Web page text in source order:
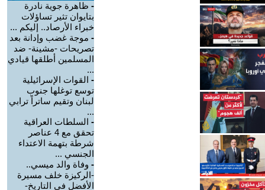
- ظاهرة جوية نادرة
بتايوان تثير تساؤلات
خبراء الأرصاد.. إليكم ...
- موجة غضب وإدانة بعد
تصريحات -مشينة- ضد
المسلمين أطلقها قيادي
...
- القوات الإسرائيلية
توسع توغلها جنوب
لبنان وتقيم ساتراً ترابي
...
- السلطات العراقية
تحقق مع 4 عناصر
شرطة بتهمة الاعتداء
الجنسي ...
- وفاة والد ميسي..
-الركيزة خلف مسيرة
الأفضل في التاريخ-